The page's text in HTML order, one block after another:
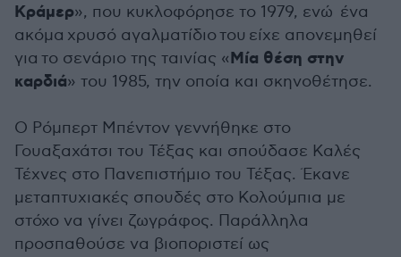
Κράμερ», που κυκλοφόρησε το 1979, ενώ ένα
ακόμα χρυσό αγαλματίδιο του είχε απονεμηθεί
για το σενάριο της ταινίας «Μία θέση στην
καρδιά» του 1985, την οποία και σκηνοθέτησε.
Ο Ρόμπερτ Μπέντον γεννήθηκε στο
Γουαξαχάτσι του Τέξας και σπούδασε Καλές
Τέχνες στο Πανεπιστήμιο του Τέξας. Έκανε
μεταπτυχιακές σπουδές στο Κολούμπια με
στόχο να γίνει ζωγράφος. Παράλληλα
προσπαθούσε να βιοποριστεί ως